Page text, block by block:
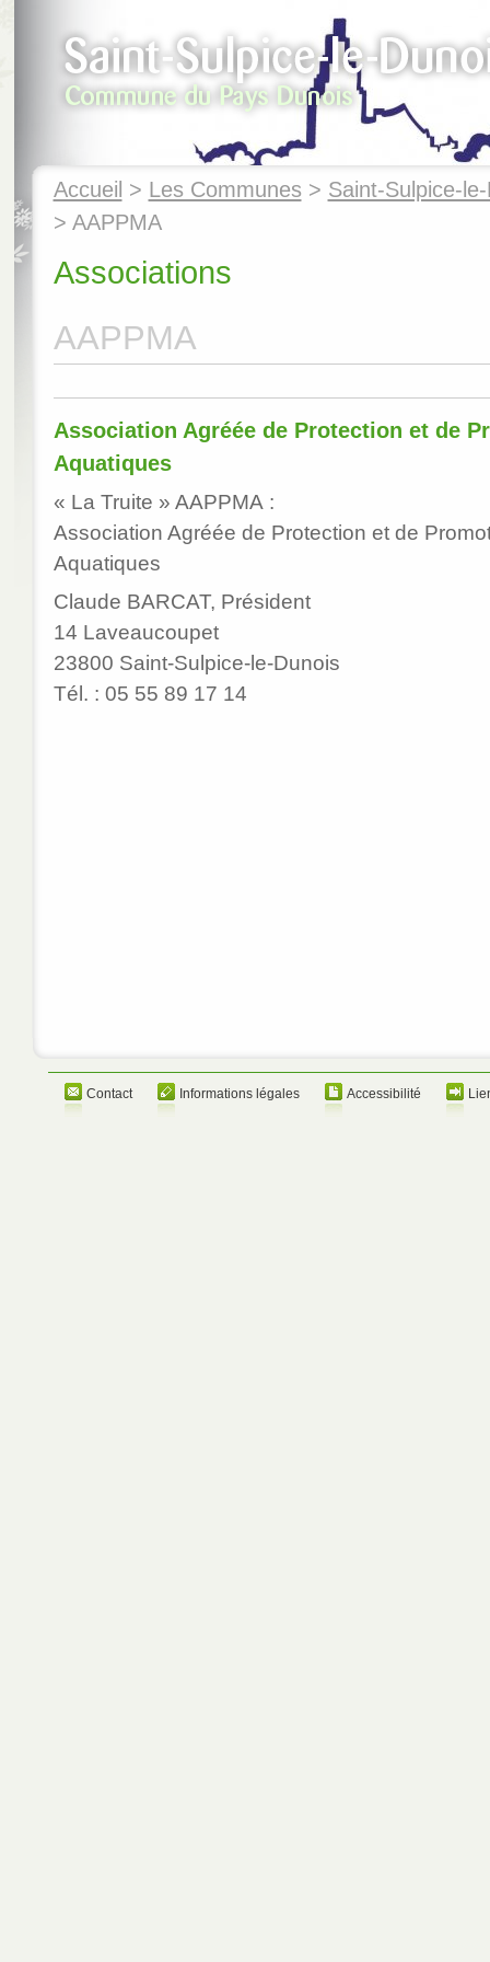
Accueil > Les Communes > Saint-Sulpice-
> AAPPMA
Associations
AAPPMA
Association Agréée de Protection et de
Aquatiques
« La Truite » AAPPMA :
Association Agréée de Protection et de
Aquatiques
Claude BARCAT, Président
14 Laveaucoupet
23800 Saint-Sulpice-le-Dunois
Tél. : 05 55 89 17 14
Contact Informations légales Accessibilité